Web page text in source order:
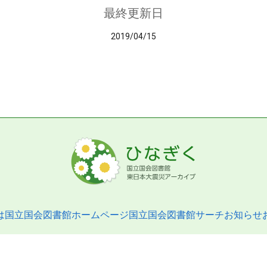
最終更新日
2019/04/15
国立国会図書館ホームページ国立国会図書館サーチお知らせ